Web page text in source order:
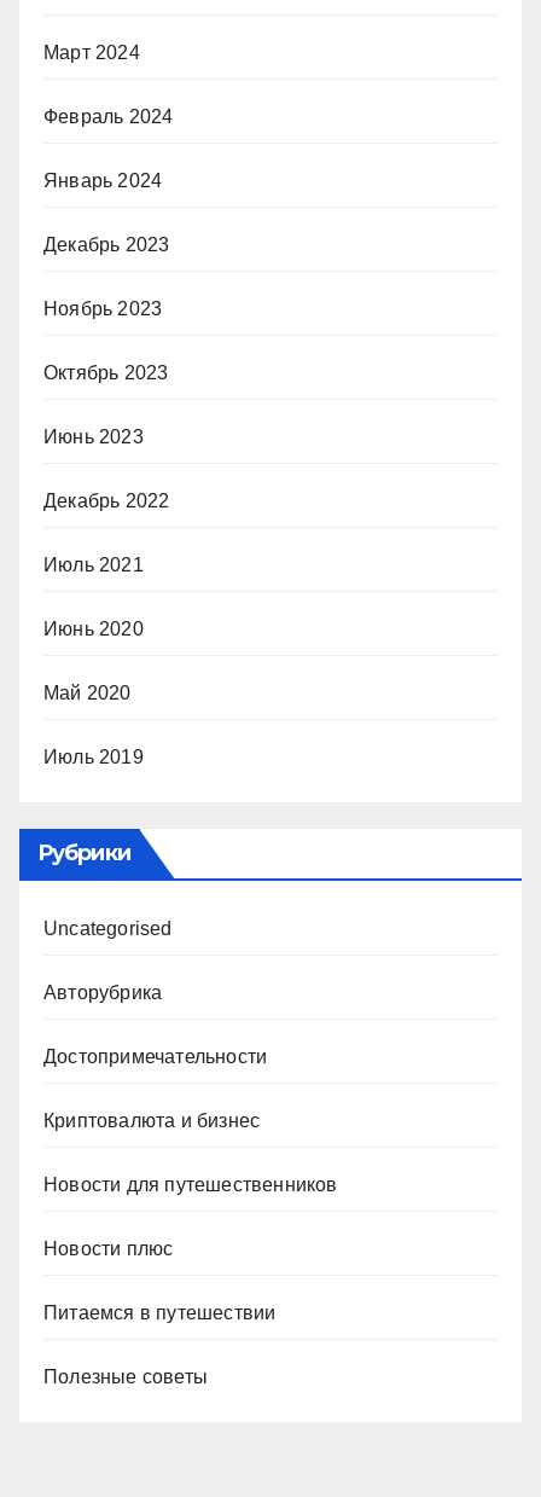
Март 2024
Февраль 2024
Январь 2024
Декабрь 2023
Ноябрь 2023
Октябрь 2023
Июнь 2023
Декабрь 2022
Июль 2021
Июнь 2020
Май 2020
Июль 2019
Рубрики
Uncategorised
Авторубрика
Достопримечательности
Криптовалюта и бизнес
Новости для путешественников
Новости плюс
Питаемся в путешествии
Полезные советы